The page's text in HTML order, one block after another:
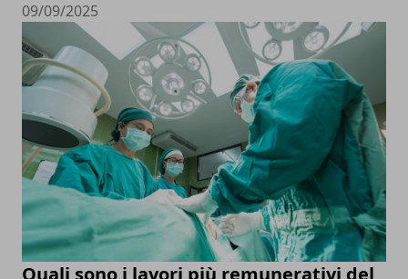
09/09/2025